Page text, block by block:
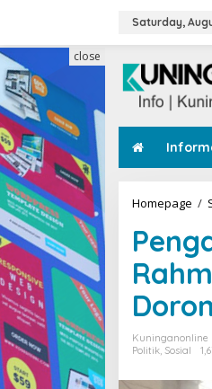
Saturday,
close
Homepage /
Kuninganonline
Politik Sosial